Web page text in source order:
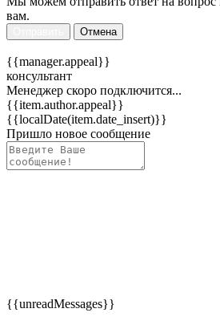
вам.
Отмена
{{manager.appeal}}
консультант
Менеджер скоро подключится...
{{item.author.appeal}}
{{localDate(item.date_insert)}}
Пришло новое сообщение
{{unreadMessages}}